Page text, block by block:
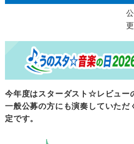
今年度はスターダスト☆レビュー
一般公募の方にも演奏していた
定です。